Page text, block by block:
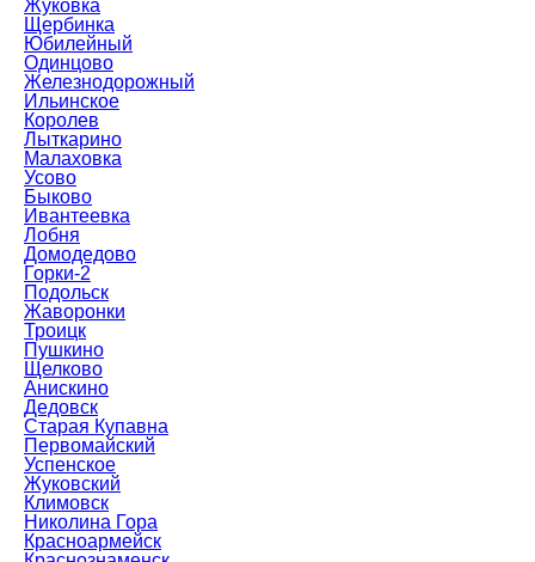
Жуковка
Щербинка
Юбилейный
Одинцово
Железнодорожный
Ильинское
Королев
Лыткарино
Малаховка
Усово
Быково
Ивантеевка
Лобня
Домодедово
Горки-2
Подольск
Жаворонки
Троицк
Пушкино
Щелково
Анискино
Дедовск
Старая Купавна
Первомайский
Успенское
Жуковский
Климовск
Николина Гора
Красноармейск